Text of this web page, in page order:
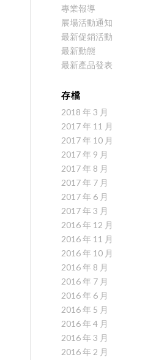
專業報導
展場活動通知
最新促銷活動
最新動態
最新產品發表
存檔
2018 年 3 月
2017 年 11 月
2017 年 10 月
2017 年 9 月
2017 年 8 月
2017 年 7 月
2017 年 6 月
2017 年 3 月
2016 年 12 月
2016 年 11 月
2016 年 10 月
2016 年 8 月
2016 年 7 月
2016 年 6 月
2016 年 5 月
2016 年 4 月
2016 年 3 月
2016 年 2 月